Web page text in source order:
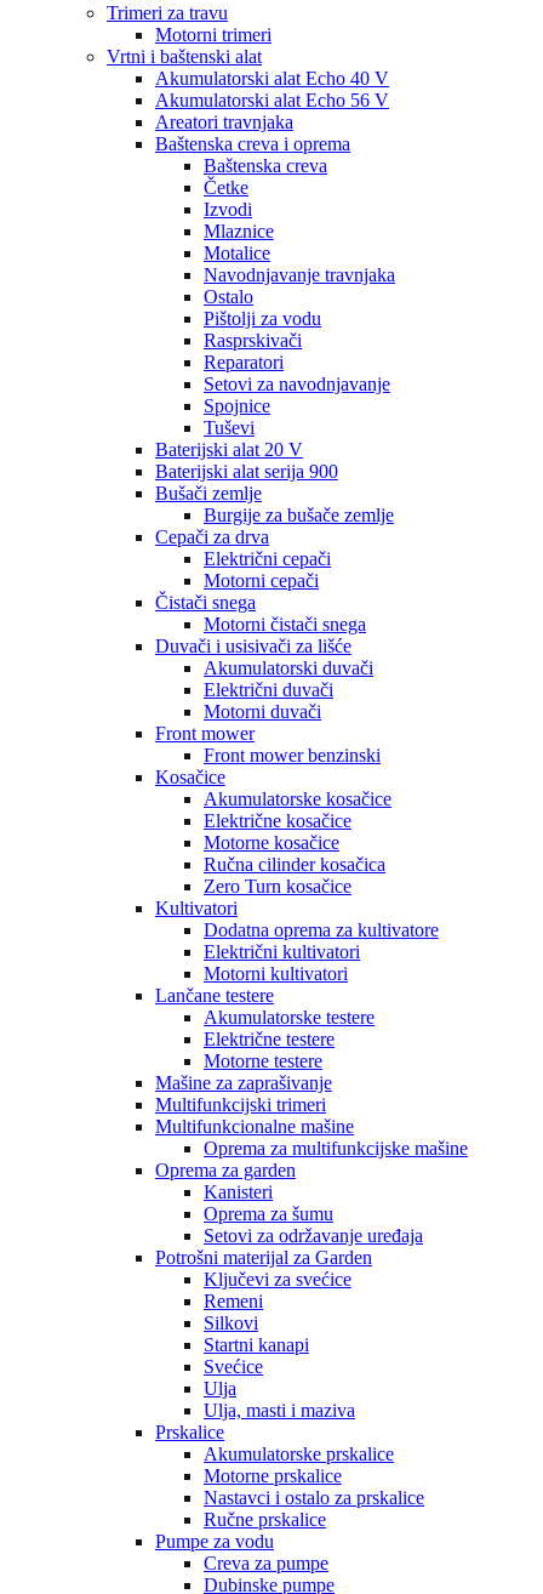
Trimeri za travu
Motorni trimeri
Vrtni i baštenski alat
Akumulatorski alat Echo 40 V
Akumulatorski alat Echo 56 V
Areatori travnjaka
Baštenska creva i oprema
Baštenska creva
Četke
Izvodi
Mlaznice
Motalice
Navodnjavanje travnjaka
Ostalo
Pištolji za vodu
Rasprskivači
Reparatori
Setovi za navodnjavanje
Spojnice
Tuševi
Baterijski alat 20 V
Baterijski alat serija 900
Bušači zemlje
Burgije za bušače zemlje
Cepači za drva
Električni cepači
Motorni cepači
Čistači snega
Motorni čistači snega
Duvači i usisivači za lišće
Akumulatorski duvači
Električni duvači
Motorni duvači
Front mower
Front mower benzinski
Kosačice
Akumulatorske kosačice
Električne kosačice
Motorne kosačice
Ručna cilinder kosačica
Zero Turn kosačice
Kultivatori
Dodatna oprema za kultivatore
Električni kultivatori
Motorni kultivatori
Lančane testere
Akumulatorske testere
Električne testere
Motorne testere
Mašine za zaprašivanje
Multifunkcijski trimeri
Multifunkcionalne mašine
Oprema za multifunkcijske mašine
Oprema za garden
Kanisteri
Oprema za šumu
Setovi za održavanje uređaja
Potrošni materijal za Garden
Ključevi za svećice
Remeni
Silkovi
Startni kanapi
Svećice
Ulja
Ulja, masti i maziva
Prskalice
Akumulatorske prskalice
Motorne prskalice
Nastavci i ostalo za prskalice
Ručne prskalice
Pumpe za vodu
Creva za pumpe
Dubinske pumpe